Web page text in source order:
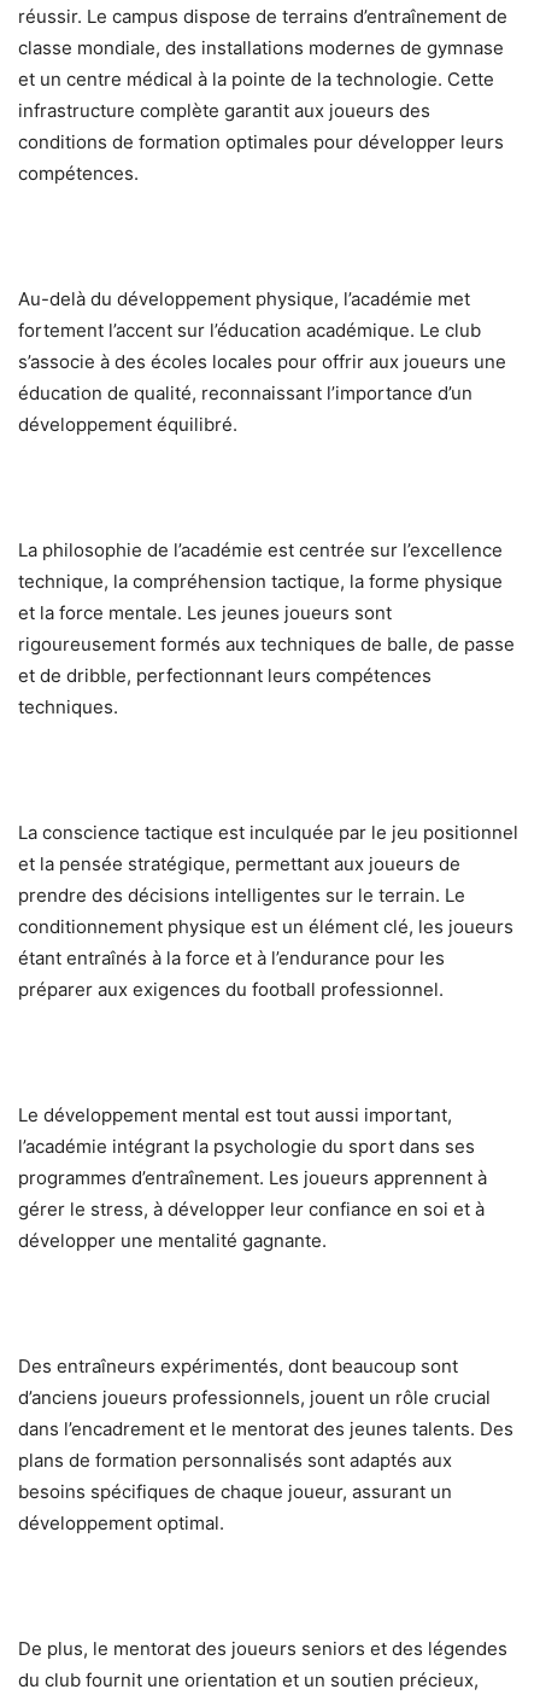
réussir. Le campus dispose de terrains d’entraînement de
classe mondiale, des installations modernes de gymnase
et un centre médical à la pointe de la technologie. Cette
infrastructure complète garantit aux joueurs des
conditions de formation optimales pour développer leurs
compétences.
Au-delà du développement physique, l’académie met
fortement l’accent sur l’éducation académique. Le club
s’associe à des écoles locales pour offrir aux joueurs une
éducation de qualité, reconnaissant l’importance d’un
développement équilibré.
La philosophie de l’académie est centrée sur l’excellence
technique, la compréhension tactique, la forme physique
et la force mentale. Les jeunes joueurs sont
rigoureusement formés aux techniques de balle, de passe
et de dribble, perfectionnant leurs compétences
techniques.
La conscience tactique est inculquée par le jeu positionnel
et la pensée stratégique, permettant aux joueurs de
prendre des décisions intelligentes sur le terrain. Le
conditionnement physique est un élément clé, les joueurs
étant entraînés à la force et à l’endurance pour les
préparer aux exigences du football professionnel.
Le développement mental est tout aussi important,
l’académie intégrant la psychologie du sport dans ses
programmes d’entraînement. Les joueurs apprennent à
gérer le stress, à développer leur confiance en soi et à
développer une mentalité gagnante.
Des entraîneurs expérimentés, dont beaucoup sont
d’anciens joueurs professionnels, jouent un rôle crucial
dans l’encadrement et le mentorat des jeunes talents. Des
plans de formation personnalisés sont adaptés aux
besoins spécifiques de chaque joueur, assurant un
développement optimal.
De plus, le mentorat des joueurs seniors et des légendes
du club fournit une orientation et un soutien précieux,